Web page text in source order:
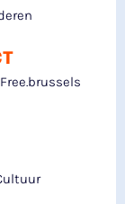
Free.brussels